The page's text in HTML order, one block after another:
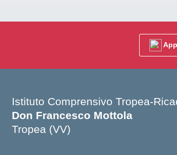
Istituto Comprensivo Tropea-
Don Francesco Mottola
Tropea (VV)